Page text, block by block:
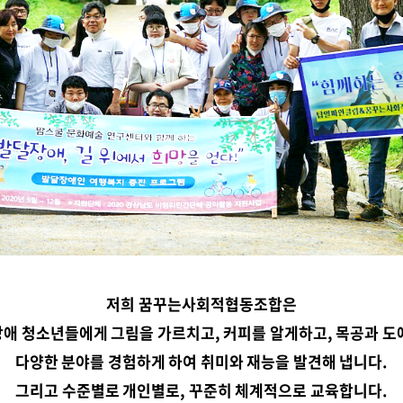
저희 꿈꾸는사회적협동조합은
청소년들에게 그림을 가르치고, 커피를 알게하고, 목공과 도
다양한 분야를 경험하게 하여 취미와 재능을 발견해 냅니다.
그리고 수준별로 개인별로, 꾸준히 체계적으로 교육합니다.